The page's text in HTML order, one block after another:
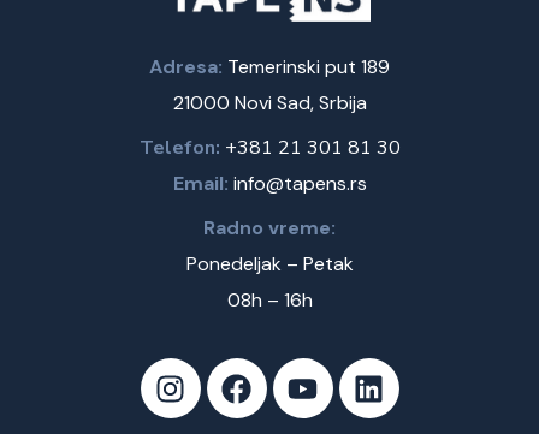
Adresa: Temerinski put 189
21000 Novi Sad, Srbija
Telefon: +381 21 301 81 30
Email: info@tapens.rs
Radno vreme:
Ponedeljak – Petak
08h – 16h